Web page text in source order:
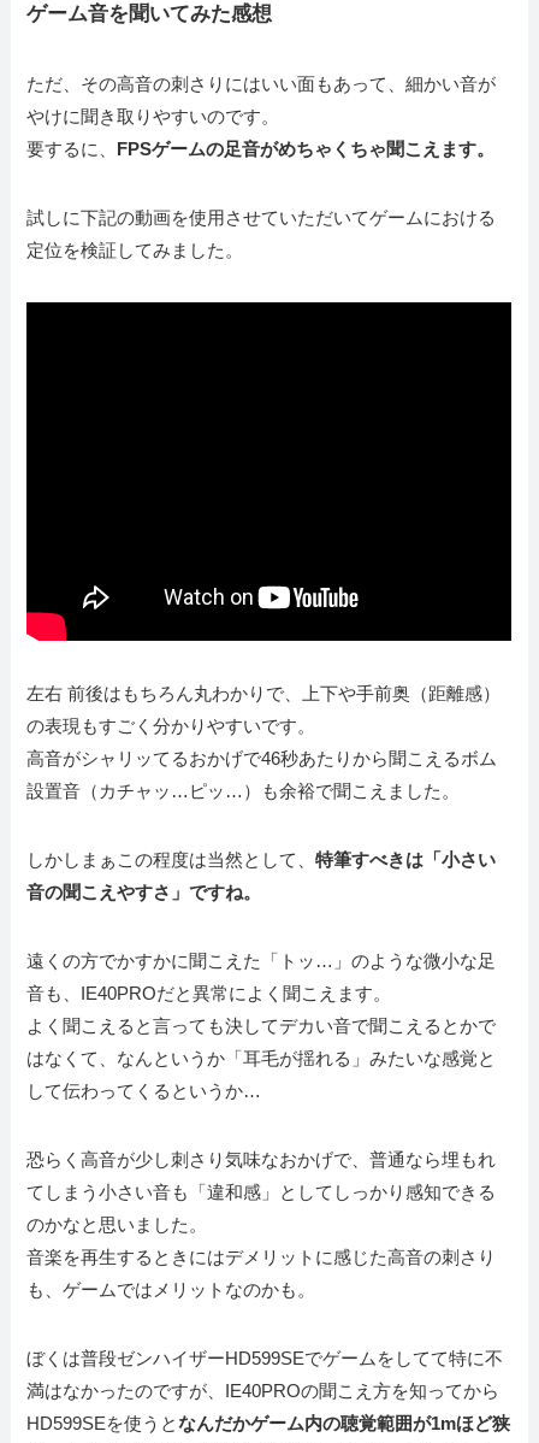
ゲーム音を聞いてみた感想
ただ、その高音の刺さりにはいい面もあって、細かい音が
やけに聞き取りやすいのです。
要するに、 FPSゲームの足音がめちゃくちゃ聞こえます。
試しに下記の動画を使用させていただいてゲームにおける
定位を検証してみました。
左右 前後はもちろん丸わかりで、上下や手前奥（距離感）
の表現もすごく分かりやすいです。
高音がシャリッてるおかげで46秒あたりから聞こえるボム
設置音（カチャッ…ピッ…）も余裕で聞こえました。
しかしまぁこの程度は当然として、特筆すべきは「小さい
音の聞こえやすさ 」ですね。
遠くの方でかすかに聞こえた「トッ…」のような微小な足
音も、IE40PROだと異常によく聞こえます。
よく聞こえると言っても決してデカい音で聞こえるとかで
はなくて、なんというか「耳毛が揺れる」みたいな感覚と
して伝わってくるというか…
恐らく高音が少し刺さり気味なおかげで、普通なら埋もれ
てしまう小さい音も「違和感」としてしっかり感知できる
のかなと思いました。
音楽を再生するときにはデメリットに感じた高音の刺さり
も、ゲームではメリットなのかも。
ぼくは普段ゼンハイザーHD599SEでゲームをしてて特に不
満はなかったのですが、IE40PROの聞こえ方を知ってから
HD599SEを使うとなんだかゲーム内の聴覚範囲が1mほど狭